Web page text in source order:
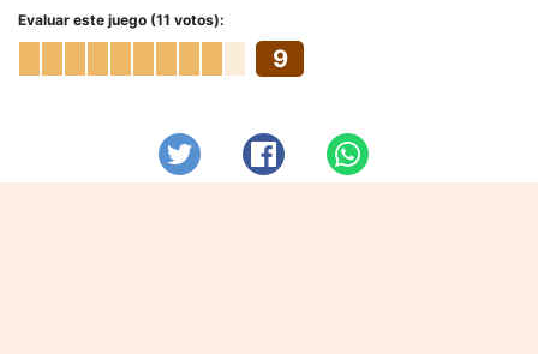
Evaluar este juego (11 votos):
9